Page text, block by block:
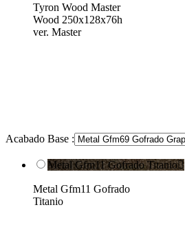
Tyron Wood Master
Wood 250x128x76h
ver. Master
Acabado Base :
Metal Gfm11 Gofrado Titanio
Metal Gfm11 Gofrado
Titanio